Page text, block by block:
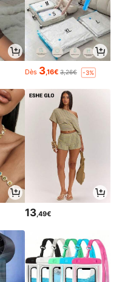
Dès 3,16€ 3,26€ -3%
13 ,49€